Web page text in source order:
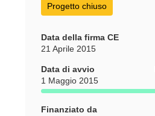
Progetto chiuso
Data della firma CE
21 Aprile 2015
Data di avvio
1 Maggio 2015
Finanziato da